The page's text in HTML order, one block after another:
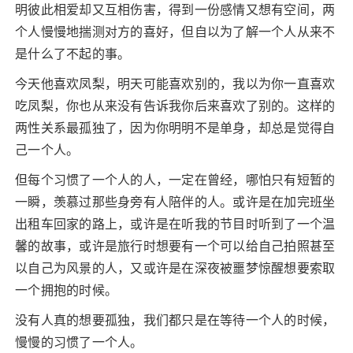
明彼此相爱却又互相伤害，得到一份感情又想有空间，两
个人慢慢地揣测对方的喜好，但自以为了解一个人从来不
是什么了不起的事。
今天他喜欢凤梨，明天可能喜欢别的，我以为你一直喜欢
吃凤梨，你也从来没有告诉我你后来喜欢了别的。这样的
两性关系最孤独了，因为你明明不是单身，却总是觉得自
己一个人。
但每个习惯了一个人的人，一定在曾经，哪怕只有短暂的
一瞬，羡慕过那些身旁有人陪伴的人。或许是在加完班坐
出租车回家的路上，或许是在听我的节目时听到了一个温
馨的故事，或许是旅行时想要有一个可以给自己拍照甚至
以自己为风景的人，又或许是在深夜被噩梦惊醒想要索取
一个拥抱的时候。
没有人真的想要孤独，我们都只是在等待一个人的时候，
慢慢的习惯了一个人。